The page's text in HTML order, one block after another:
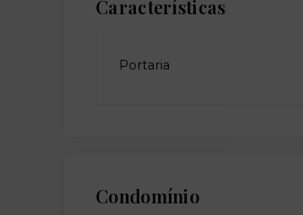
Características
Portaria
Condomínio